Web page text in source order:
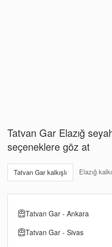
Tatvan Gar Elazığ
seçeneklere göz at
Tatvan Gar kalkışlı Elazığ
Tatvan Gar - Ankara
Tatvan Gar - Sivas